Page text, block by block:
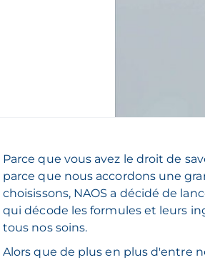
Parce que vous avez le droit de
parce que nous accordons une
choisissons, NAOS a décidé de
qui décode les formules et leurs
tous nos soins.
Alors que de plus en plus d'entre